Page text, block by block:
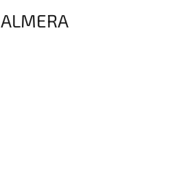
ALMERA